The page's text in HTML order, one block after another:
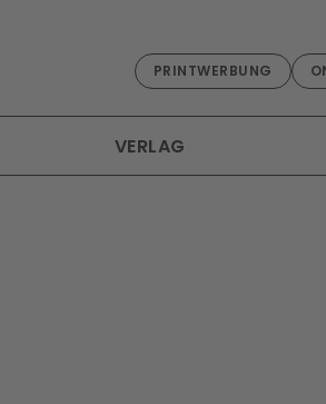
PRINTWERBUNG
VERLAG